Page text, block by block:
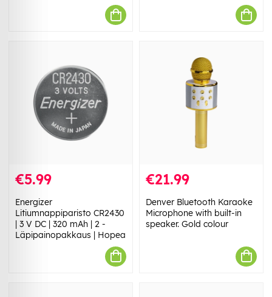
€5.99
Energizer
Litiumnappiparisto CR2430
| 3 V DC | 320 mAh | 2 -
Läpipainopakkaus | Hopea
€21.99
Denver Bluetooth Karaoke
Microphone with built-in
speaker. Gold colour